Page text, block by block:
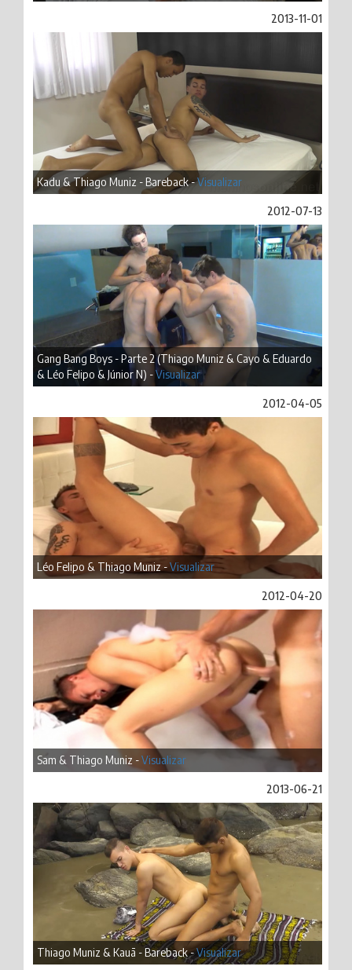
2013-11-01
Kadu & Thiago Muniz - Bareback -Visualizar
2012-07-13
Gang Bang Boys - Parte 2 (Thiago Muniz & Cayo & Eduardo
& Léo Felipo & Júnior N) -Visualizar
2012-04-05
Léo Felipo & Thiago Muniz -Visualizar
2012-04-20
Sam & Thiago Muniz -Visualizar
2013-06-21
Thiago Muniz & Kauã - Bareback -Visualizar